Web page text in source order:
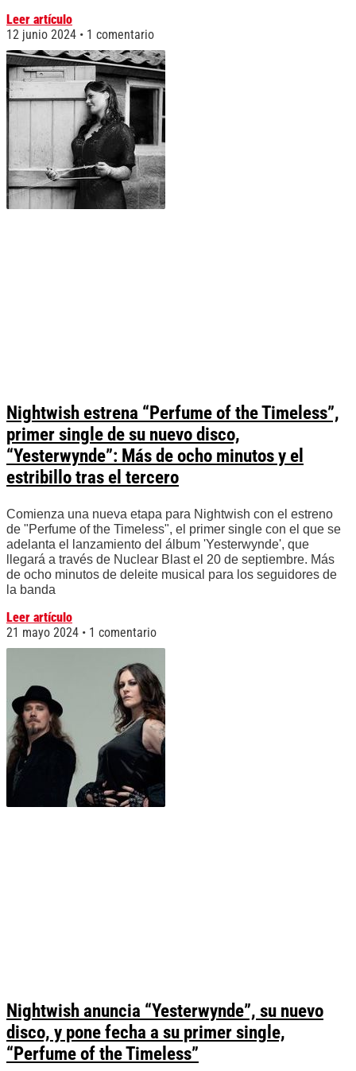
Leer artículo
12 junio 2024
1 comentario
Nightwish estrena “Perfume of the Timeless”,
primer single de su nuevo disco,
“Yesterwynde”: Más de ocho minutos y el
estribillo tras el tercero
Comienza una nueva etapa para Nightwish con el estreno
de "Perfume of the Timeless", el primer single con el que se
adelanta el lanzamiento del álbum 'Yesterwynde', que
llegará a través de Nuclear Blast el 20 de septiembre. Más
de ocho minutos de deleite musical para los seguidores de
la banda
Leer artículo
21 mayo 2024
1 comentario
Nightwish anuncia “Yesterwynde”, su nuevo
disco, y pone fecha a su primer single,
“Perfume of the Timeless”